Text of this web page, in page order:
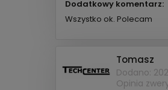
Dodatkowy komentarz:
Wszystko ok. Polecam
Tomasz
Dodano:
Opinia